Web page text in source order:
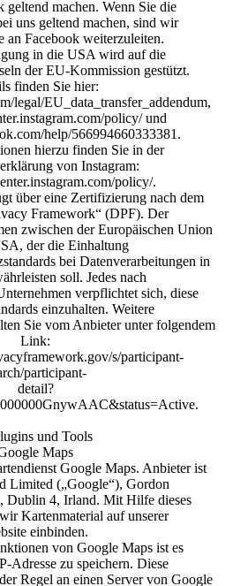
geltend machen. Wenn Sie die
uns geltend machen, sind wir
an Facebook weiterzuleiten.
in die USA wird auf die
der EU-Kommission gestützt.
finden Sie hier:
legal/EU_data_transfer_addendum,
policy/ und
help/566994660333381.
hierzu finden Sie in der
von Instagram:
policy/.
über eine Zertifizierung nach dem
Framework“ (DPF). Der
zwischen der Europäischen Union
der die Einhaltung
bei Datenverarbeitungen in
soll. Jedes nach
verpflichtet sich, diese
einzuhalten. Weitere
Sie vom Anbieter unter folgendem
Link:
s/participant-
participant-
detail?
und Tools
Maps
Google Maps. Anbieter ist
Limited („Google“), Gordon
Dublin 4, Irland. Mit Hilfe dieses
Kartenmaterial auf unserer
einbinden.
von Google Maps ist es
Adresse zu speichern. Diese
Regel an einen Server von Google